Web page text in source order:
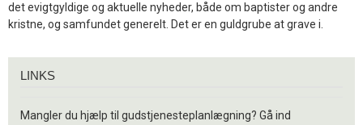
det evigtgyldige og aktuelle nyheder, både om baptister og andre
kristne, og samfundet generelt. Det er en guldgrube at grave i.
LINKS
Mangler du hjælp til gudstjenesteplanlægning? Gå ind